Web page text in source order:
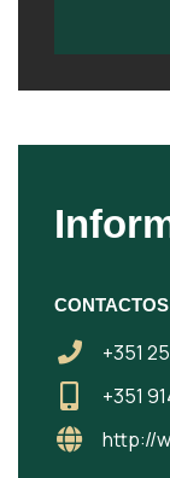
CONTACTOS
+351
+351
http://